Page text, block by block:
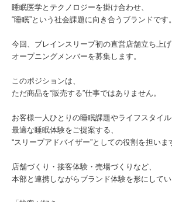
睡眠医学とテクノロジーを掛け合わせ、
“睡眠”という社会課題に向き合うブランドです。
今回、ブレインスリープ初の直営店舗立ち上げ
オープニングメンバーを募集します。
このポジションは、
ただ商品を“販売する”仕事ではありません。
お客様一人ひとりの睡眠課題やライフスタイル
最適な睡眠体験をご提案する、
“スリープアドバイザー”としての役割を担いま
店舗づくり・接客体験・売場づくりなど、
本部と連携しながらブランド体験を形にしてい